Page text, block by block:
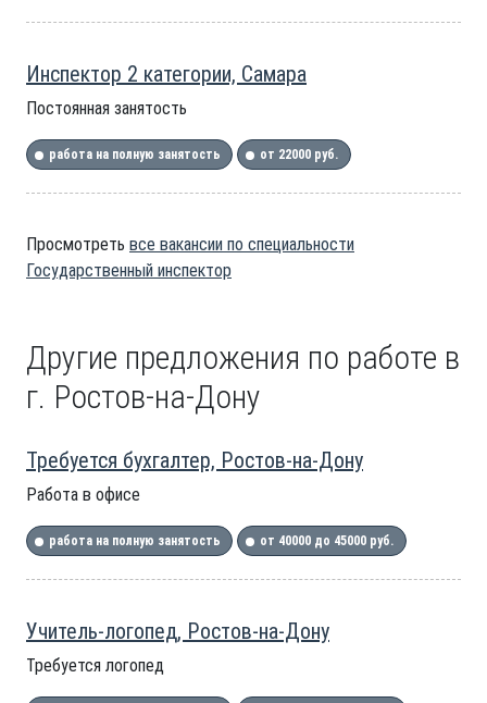
Инспектор 2 категории, Самара
Постоянная занятость
работа на полную занятость от 22000 руб.
Просмотреть все вакансии по специальности
Государственный инспектор
Другие предложения по работе в
г. Ростов-на-Дону
Требуется бухгалтер, Ростов-на-Дону
Работа в офисе
работа на полную занятость от 40000 до 45000 руб.
Учитель-логопед, Ростов-на-Дону
Требуется логопед